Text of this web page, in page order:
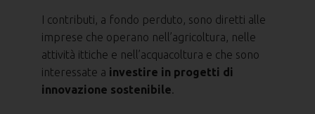
I contributi, a fondo perduto, sono diretti alle
imprese che operano nell’agricoltura, nelle
attività ittiche e nell’acquacoltura e che sono
interessate a investire in progetti di
innovazione sostenibile.